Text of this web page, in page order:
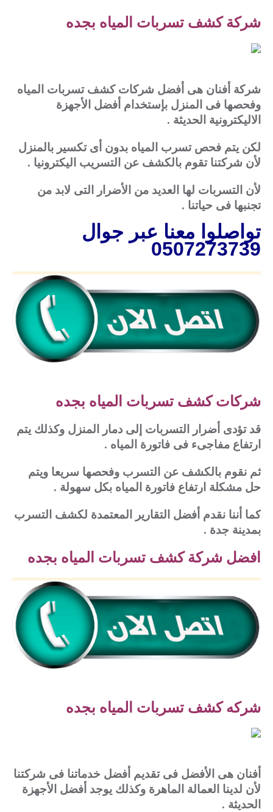
شركة كشف تسربات المياه بجده
شركة أفنان هى أفضل شركات كشف تسربات المياه
وفحصها فى المنزل بإستخدام أفضل الأجهزة
الاليكترونية الحديثة .
لكن يتم فحص تسرب المياه بدون أى تكسير بالمنزل
لأن شركتنا تقوم بالكشف عن التسريب اليكترونيا .
لأن التسربات لها العديد من الأضرار التى لابد من
تجنبها فى حياتنا .
تواصلوا معنا عبر جوال
0507273739
شركات كشف تسربات المياه بجده
قد تؤدى أضرار التسربات إلى دمار المنزل وكذلك يتم
ارتفاع مفاجىء فى فاتورة المياه .
ثم نقوم بالكشف عن التسرب وفحصها سريعا ويتم
حل مشكلة ارتفاع فاتورة المياه بكل سهولة .
كما أننا نقدم أفضل التقارير المعتمدة لكشف التسرب
بمدينة جدة .
افضل شركة كشف تسربات المياه بجده
شركه كشف تسربات المياه بجده
أفنان هى الأفضل فى تقديم أفضل خدماتنا فى شركتنا
لأن لدينا العمالة الماهرة وكذلك يوجد أفضل الأجهزة
الحديثة .